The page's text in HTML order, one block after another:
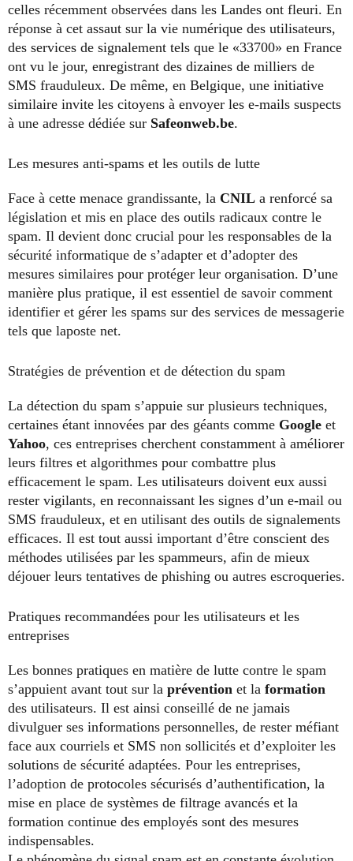
celles récemment observées dans les Landes ont fleuri. En
réponse à cet assaut sur la vie numérique des utilisateurs,
des services de signalement tels que le «33700» en France
ont vu le jour, enregistrant des dizaines de milliers de
SMS frauduleux. De même, en Belgique, une initiative
similaire invite les citoyens à envoyer les e-mails suspects
à une adresse dédiée sur Safeonweb.be.
Les mesures anti-spams et les outils de lutte
Face à cette menace grandissante, la CNIL a renforcé sa
législation et mis en place des outils radicaux contre le
spam. Il devient donc crucial pour les responsables de la
sécurité informatique de s’adapter et d’adopter des
mesures similaires pour protéger leur organisation. D’une
manière plus pratique, il est essentiel de savoir comment
identifier et gérer les spams sur des services de messagerie
tels que laposte net.
Stratégies de prévention et de détection du spam
La détection du spam s’appuie sur plusieurs techniques,
certaines étant innovées par des géants comme Google et
Yahoo, ces entreprises cherchent constamment à améliorer
leurs filtres et algorithmes pour combattre plus
efficacement le spam. Les utilisateurs doivent eux aussi
rester vigilants, en reconnaissant les signes d’un e-mail ou
SMS frauduleux, et en utilisant des outils de signalements
efficaces. Il est tout aussi important d’être conscient des
méthodes utilisées par les spammeurs, afin de mieux
déjouer leurs tentatives de phishing ou autres escroqueries.
Pratiques recommandées pour les utilisateurs et les
entreprises
Les bonnes pratiques en matière de lutte contre le spam
s’appuient avant tout sur la prévention et la formation
des utilisateurs. Il est ainsi conseillé de ne jamais
divulguer ses informations personnelles, de rester méfiant
face aux courriels et SMS non sollicités et d’exploiter les
solutions de sécurité adaptées. Pour les entreprises,
l’adoption de protocoles sécurisés d’authentification, la
mise en place de systèmes de filtrage avancés et la
formation continue des employés sont des mesures
indispensables.